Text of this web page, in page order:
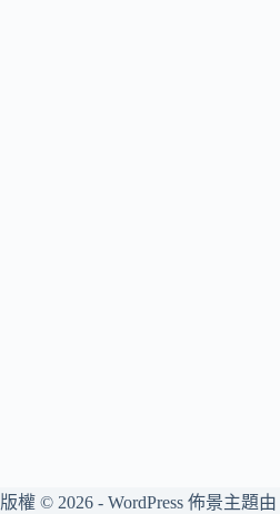
版權 © 2026 - WordPress 佈景主題由